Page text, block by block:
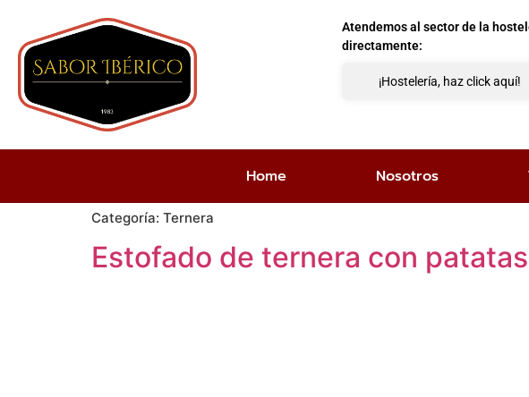
Atendemos al sector de la
directamente:
¡Hostelería, haz click aquí!
Home Nosotros
Categoría: Ternera
Estofado de ternera con